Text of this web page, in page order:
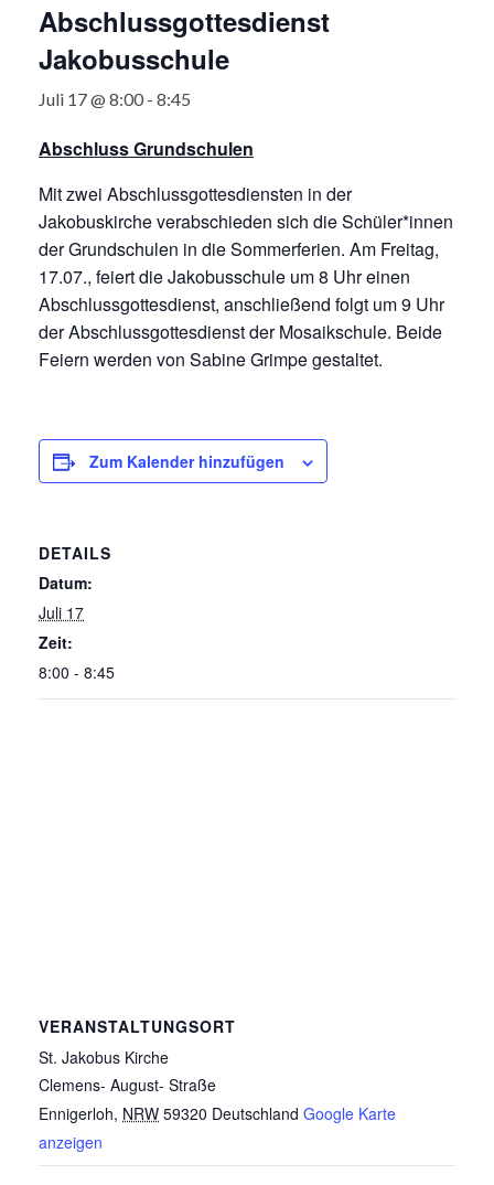
Abschlussgottesdienst
Jakobusschule
Juli 17 @ 8:00 - 8:45
Abschluss Grundschulen
Mit zwei Abschlussgottesdiensten in der
Jakobuskirche verabschieden sich die Schüler*innen
der Grundschulen in die Sommerferien. Am Freitag,
17.07., feiert die Jakobusschule um 8 Uhr einen
Abschlussgottesdienst, anschließend folgt um 9 Uhr
der Abschlussgottesdienst der Mosaikschule. Beide
Feiern werden von Sabine Grimpe gestaltet.
Zum Kalender hinzufügen
DETAILS
Datum:
Juli 17
Zeit:
8:00 - 8:45
VERANSTALTUNGSORT
St. Jakobus Kirche
Clemens- August- Straße
Ennigerloh, NRW 59320 Deutschland Google Karte
anzeigen